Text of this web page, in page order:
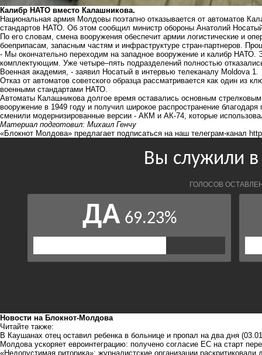
Калибр НАТО вместо Калашникова.
Национальная армия Молдовы поэтапно отказывается от автоматов
стандартов НАТО. Об этом сообщил министр обороны Анатолий
По его словам, смена вооружения обеспечит армии логистические и
боеприпасам, запасным частям и инфраструктуре стран-партнеров.
- Мы окончательно переходим на западное вооружение и калибр НАТО.
комплектующим. Уже четыре–пять подразделений полностью
Военная академия, - заявил Носатый в интервью телеканалу Moldova 1.
Отказ от автоматов советского образца рассматривается как один из
военными стандартами НАТО.
Автоматы Калашникова долгое время оставались основным
вооружение в 1949 году и получил широкое распространение
сменили модернизированные версии - АКМ и АК-74, которые
Материал подготовил: Михаил Генчу
«Блокнот Молдова» предлагает подписаться на наш телеграм-канал
Новости на Блoкнoт-Молдова
Читайте также:
В Каушанах отец оставил ребенка в больнице и пропал на два дня
Молдова ускоряет евроинтеграцию: получено согласие ЕС на старт
«Недопустимая риторика»: журналистские организации раскритиковали